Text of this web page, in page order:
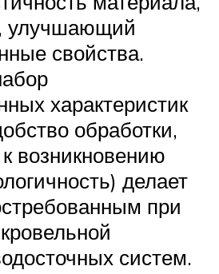
улучшающий
свойства.
характеристик
обработки,
возникновению
делает
при
систем.